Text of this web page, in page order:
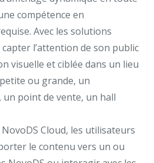
compétence en
Avec les solutions
l’attention de son public
visuelle et ciblée dans un lieu
ou grande, un
point de vente, un hall
Cloud, les utilisateurs
le contenu vers un ou